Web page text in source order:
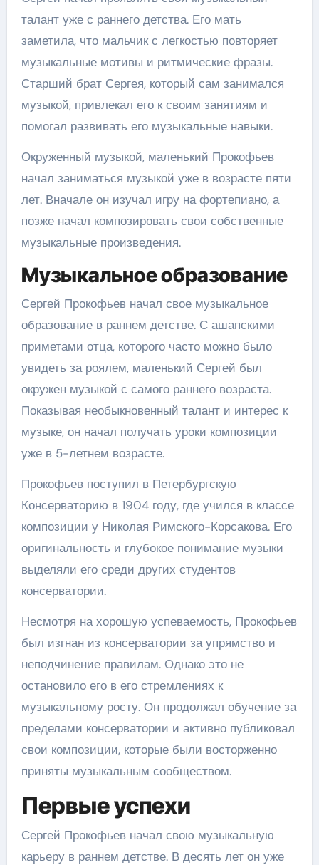
талант уже с раннего детства. Его мать
заметила, что мальчик с легкостью повторяет
музыкальные мотивы и ритмические фразы.
Старший брат Сергея, который сам занимался
музыкой, привлекал его к своим занятиям и
помогал развивать его музыкальные навыки.
Окруженный музыкой, маленький Прокофьев
начал заниматься музыкой уже в возрасте пяти
лет. Вначале он изучал игру на фортепиано, а
позже начал композировать свои собственные
музыкальные произведения.
Музыкальное образование
Сергей Прокофьев начал свое музыкальное
образование в раннем детстве. С ашапскими
приметами отца, которого часто можно было
увидеть за роялем, маленький Сергей был
окружен музыкой с самого раннего возраста.
Показывая необыкновенный талант и интерес к
музыке, он начал получать уроки композиции
уже в 5-летнем возрасте.
Прокофьев поступил в Петербургскую
Консерваторию в 1904 году, где учился в классе
композиции у Николая Римского-Корсакова. Его
оригинальность и глубокое понимание музыки
выделяли его среди других студентов
консерватории.
Несмотря на хорошую успеваемость, Прокофьев
был изгнан из консерватории за упрямство и
неподчинение правилам. Однако это не
остановило его в его стремлениях к
музыкальному росту. Он продолжал обучение за
пределами консерватории и активно публиковал
свои композиции, которые были восторженно
приняты музыкальным сообществом.
Первые успехи
Сергей Прокофьев начал свою музыкальную
карьеру в раннем детстве. В десять лет он уже